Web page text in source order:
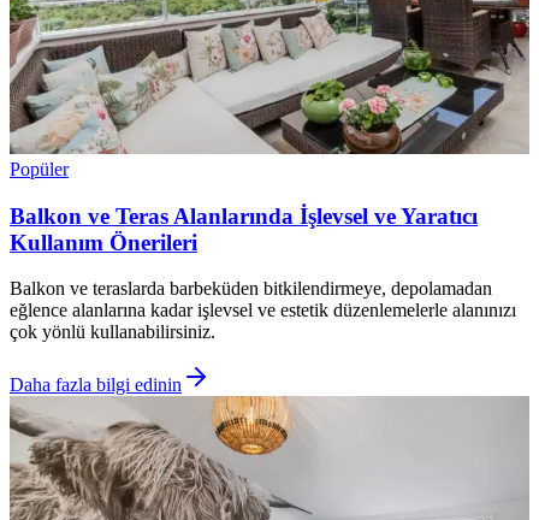
Popüler
Balkon ve Teras Alanlarında İşlevsel ve Yaratıcı
Kullanım Önerileri
Balkon ve teraslarda barbeküden bitkilendirmeye, depolamadan
eğlence alanlarına kadar işlevsel ve estetik düzenlemelerle alanınızı
çok yönlü kullanabilirsiniz.
Daha fazla bilgi edinin